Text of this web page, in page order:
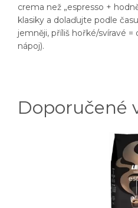
crema než „espresso +
klasiky a dolaďujte podle
jemněji, příliš hořké/svíravé
nápoj).
Doporučené